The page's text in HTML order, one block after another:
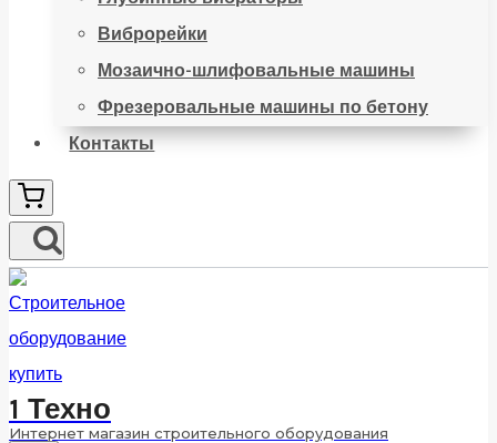
Виброрейки
Мозаично-шлифовальные машины
Фрезеровальные машины по бетону
Контакты
1 Техно
Интернет магазин строительного оборудования